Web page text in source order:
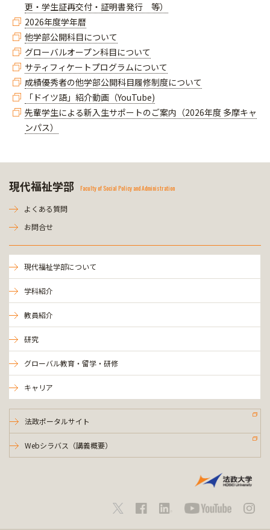
更・学生証再交付・証明書発行 等）
2026年度学年暦
他学部公開科目について
グローバルオープン科目について
サティフィケートプログラムについて
成績優秀者の他学部公開科目履修制度について
「ドイツ語」紹介動画（YouTube)
先輩学生による新入生サポートのご案内（2026年度 多摩キャ
ンパス）
現代福祉学部 Faculty of Social Policy and Administration
よくある質問
お問合せ
現代福祉学部について
学科紹介
教員紹介
研究
グローバル教育・留学・研修
キャリア
法政ポータルサイト
Webシラバス（講義概要）